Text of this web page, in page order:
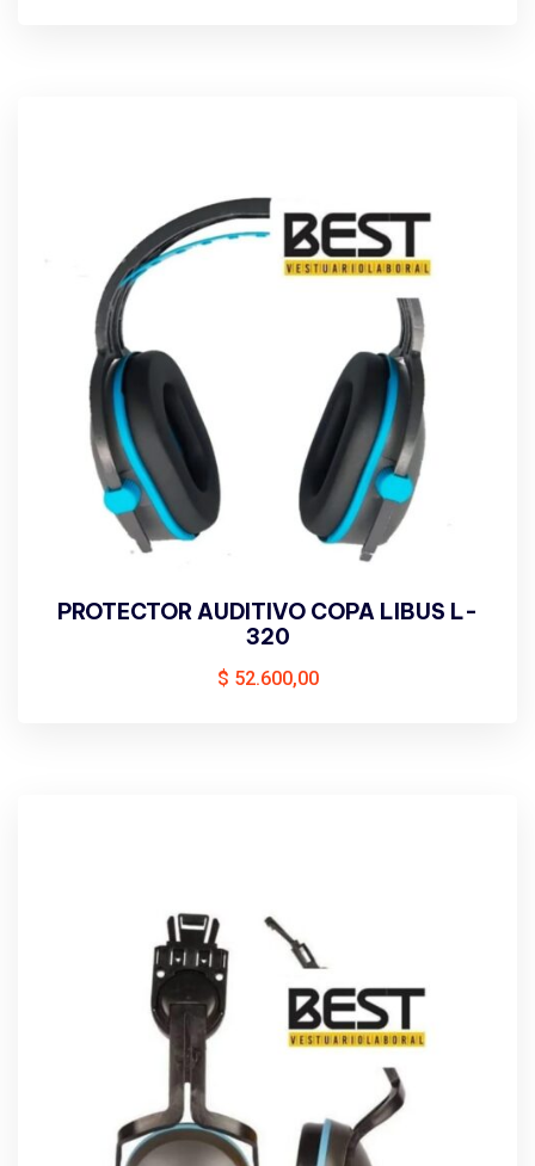
PROTECTOR AUDITIVO COPA LIBUS L-
320
$ 52.600,00